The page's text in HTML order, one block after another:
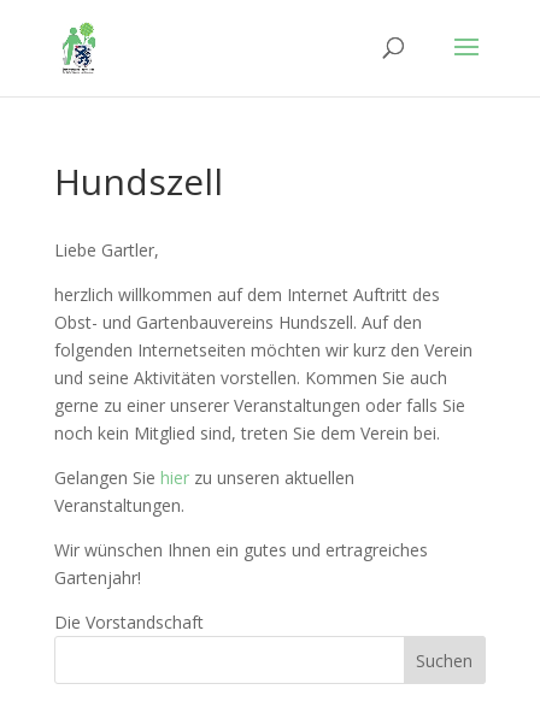
Hundszell
Liebe Gartler,
herzlich willkommen auf dem Internet Auftritt des
Obst- und Gartenbauvereins Hundszell. Auf den
folgenden Internetseiten möchten wir kurz den Verein
und seine Aktivitäten vorstellen. Kommen Sie auch
gerne zu einer unserer Veranstaltungen oder falls Sie
noch kein Mitglied sind, treten Sie dem Verein bei.
Gelangen Sie hierzu unseren aktuellen
Veranstaltungen.
Wir wünschen Ihnen ein gutes und ertragreiches
Gartenjahr!
Die Vorstandschaft
Suchen